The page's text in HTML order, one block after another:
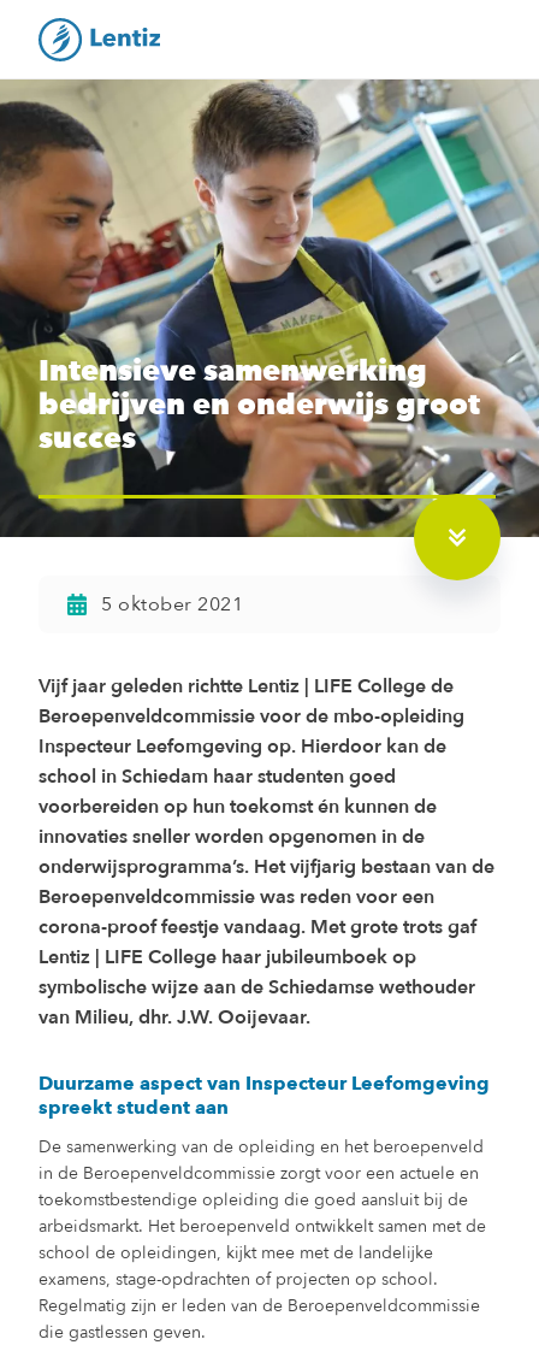
Intensieve samenwerking
bedrijven en onderwijs groot
succes
5 oktober 2021
Vijf jaar geleden richtte Lentiz | LIFE College de
Beroepenveldcommissie voor de mbo-opleiding
Inspecteur Leefomgeving op. Hierdoor kan de
school in Schiedam haar studenten goed
voorbereiden op hun toekomst én kunnen de
innovaties sneller worden opgenomen in de
onderwijsprogramma’s. Het vijfjarig bestaan van de
Beroepenveldcommissie was reden voor een
corona-proof feestje vandaag. Met grote trots gaf
Lentiz | LIFE College haar jubileumboek op
symbolische wijze aan de Schiedamse wethouder
van Milieu, dhr. J.W. Ooijevaar.
Duurzame aspect van Inspecteur Leefomgeving
spreekt student aan
De samenwerking van de opleiding en het beroepenveld
in de Beroepenveldcommissie zorgt voor een actuele en
toekomstbestendige opleiding die goed aansluit bij de
arbeidsmarkt. Het beroepenveld ontwikkelt samen met de
school de opleidingen, kijkt mee met de landelijke
examens, stage-opdrachten of projecten op school.
Regelmatig zijn er leden van de Beroepenveldcommissie
die gastlessen geven.